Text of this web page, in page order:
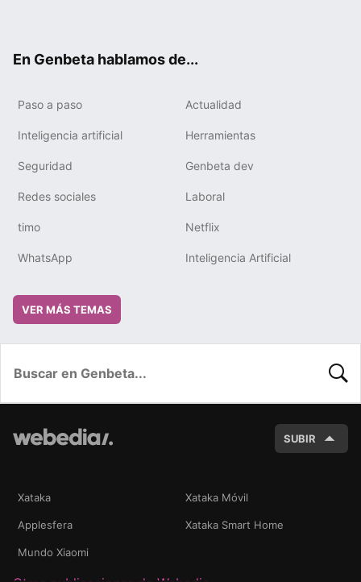
En Genbeta hablamos de...
Paso a paso Actualidad
Inteligencia artificial Herramientas
Seguridad Genbeta dev
Redes sociales Laboral
timo Netflix
WhatsApp Inteligencia Artificial
VER MÁS TEMAS
SUBIR
Xataka Xataka Móvil
Applesfera Xataka Smart Home
Mundo Xiaomi